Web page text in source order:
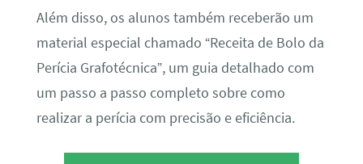
Além disso, os alunos também receberão um
material especial chamado “Receita de Bolo da
Perícia Grafotécnica”, um guia detalhado com
um passo a passo completo sobre como
realizar a perícia com precisão e eficiência.